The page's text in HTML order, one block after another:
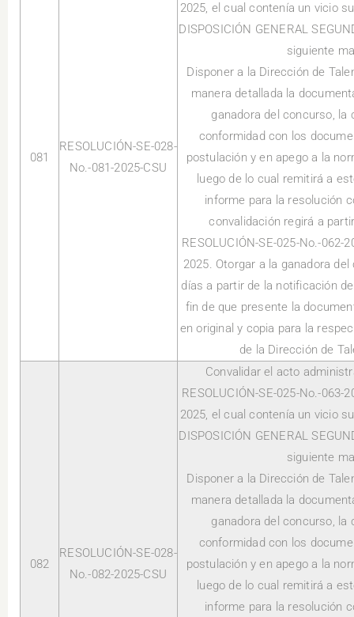
081
RESOLUCIÓN-SE-028-
No.-081-2025-CSU
2025, el cual contenía un vicio
DISPOSICIÓN GENERAL
siguiente
Disponer a la Dirección de
manera detallada la
ganadora del concurso, la
conformidad con los
postulación y en apego a la
luego de lo cual remitirá a
informe para la resolución
convalidación regirá a
RESOLUCIÓN-SE-025-No.-062-
2025. Otorgar a la ganadora
días a partir de la notificación
fin de que presente la
en original y copia para la
de la Dirección de
082
RESOLUCIÓN-SE-028-
No.-082-2025-CSU
Convalidar el acto
RESOLUCIÓN-SE-025-No.-063-
2025, el cual contenía un vicio
DISPOSICIÓN GENERAL
siguiente
Disponer a la Dirección de
manera detallada la
ganadora del concurso, la
conformidad con los
postulación y en apego a la
luego de lo cual remitirá a
informe para la resolución